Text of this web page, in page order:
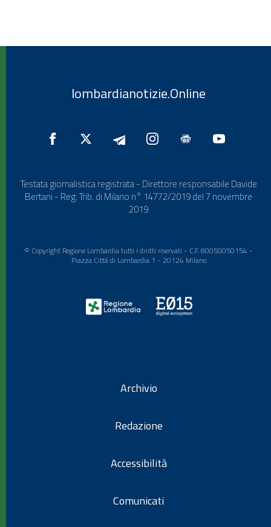
lombardianotizie.Online
Testata giornalistica registrata - Direttore responsabile Davide
Bertani - Reg. Trib. di Milano n° 14772/2019 del 7 novembre
2019
© Copyright Regione Lombardia tutti i diritti riservati - C.F. 80050050154 -
Piazza Città di Lombardia 1 - 20124 Milano
Archivio
Redazione
Accessibilità
Comunicati